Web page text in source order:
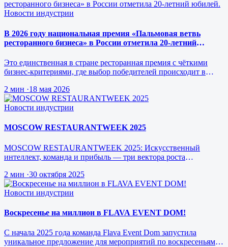
Новости индустрии
В 2026 году национальная премия «Пальмовая ветвь
ресторанного бизнеса» в России отметила 20-летний
Это единственная в стране ресторанная премия с чёткими
бизнес-критериями, где выбор победителей происходит в
2 мин ·18 мая 2026
Новости индустрии
MOSCOW RESTAURANTWEEK 2025
MOSCOW RESTAURANTWEEK 2025: Искусственный
интеллект, команда и прибыль — три вектора роста
2 мин ·30 октября 2025
Новости индустрии
Воскресенье на миллион в FLAVA EVENT DOM!
С начала 2025 года команда Flava Event Dom запустила
уникальное предложение для мероприятий по воскресеньям за